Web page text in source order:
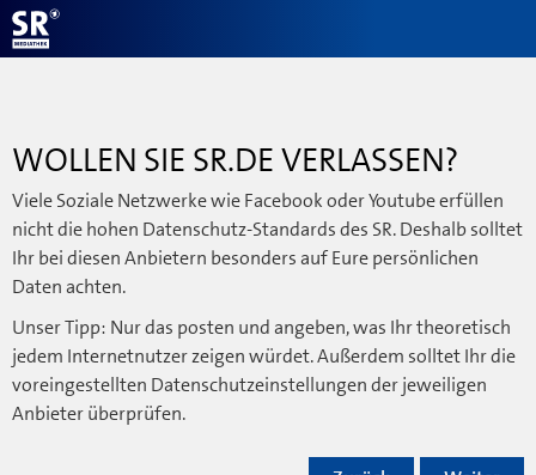
WOLLEN SIE SR.DE VERLASSEN?
Viele Soziale Netzwerke wie Facebook oder Youtube erfüllen
nicht die hohen Datenschutz-Standards des SR. Deshalb solltet
Ihr bei diesen Anbietern besonders auf Eure persönlichen
Daten achten.
Unser Tipp: Nur das posten und angeben, was Ihr theoretisch
jedem Internetnutzer zeigen würdet. Außerdem solltet Ihr die
voreingestellten Datenschutzeinstellungen der jeweiligen
Anbieter überprüfen.